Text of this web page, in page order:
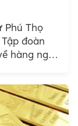
Phú Thọ
đoàn
hàng nghìn